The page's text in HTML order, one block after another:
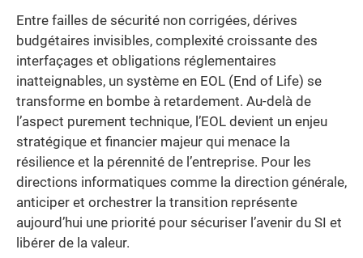
Entre failles de sécurité non corrigées, dérives
budgétaires invisibles, complexité croissante des
interfaçages et obligations réglementaires
inatteignables, un système en EOL (End of Life) se
transforme en bombe à retardement. Au-delà de
l’aspect purement technique, l’EOL devient un enjeu
stratégique et financier majeur qui menace la
résilience et la pérennité de l’entreprise. Pour les
directions informatiques comme la direction générale,
anticiper et orchestrer la transition représente
aujourd’hui une priorité pour sécuriser l’avenir du SI et
libérer de la valeur.